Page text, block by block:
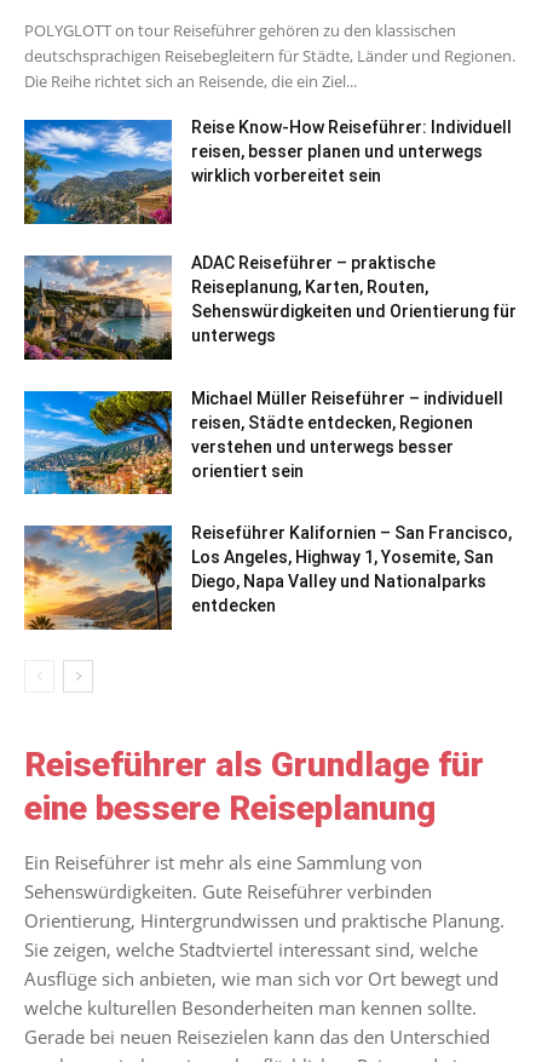
POLYGLOTT on tour Reiseführer gehören zu den klassischen
deutschsprachigen Reisebegleitern für Städte, Länder und Regionen.
Die Reihe richtet sich an Reisende, die ein Ziel...
Reise Know-How Reiseführer: Individuell
reisen, besser planen und unterwegs
wirklich vorbereitet sein
ADAC Reiseführer – praktische
Reiseplanung, Karten, Routen,
Sehenswürdigkeiten und Orientierung für
unterwegs
Michael Müller Reiseführer – individuell
reisen, Städte entdecken, Regionen
verstehen und unterwegs besser
orientiert sein
Reiseführer Kalifornien – San Francisco,
Los Angeles, Highway 1, Yosemite, San
Diego, Napa Valley und Nationalparks
entdecken
Reiseführer als Grundlage für
eine bessere Reiseplanung
Ein Reiseführer ist mehr als eine Sammlung von
Sehenswürdigkeiten. Gute Reiseführer verbinden
Orientierung, Hintergrundwissen und praktische Planung.
Sie zeigen, welche Stadtviertel interessant sind, welche
Ausflüge sich anbieten, wie man sich vor Ort bewegt und
welche kulturellen Besonderheiten man kennen sollte.
Gerade bei neuen Reisezielen kann das den Unterschied